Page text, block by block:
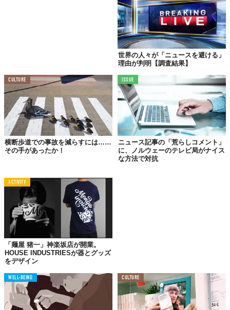
世界の人々が「ニュースを避ける」
理由が判明【調査結果】
CULTURE
横断歩道での事故を減らすには……
その手があったか！
ISSUE
ニュース記事の「荒らしコメント」
に、ノルウェーのテレビ局がナイス
な方法で対抗
ACTIVITY
「麺屋 猪一」神楽坂店が開業。
HOUSE INDUSTRIESが器とグッズ
をデザイン
WELL-BEING CULTURE